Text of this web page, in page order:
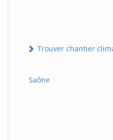
Trouver chantier
Saône